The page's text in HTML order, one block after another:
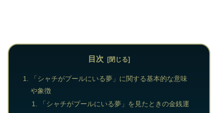
目次
「シャチがプールにいる夢」に関する基本的な意味
や象徴
「シャチがプールにいる夢」を見たときの金銭運